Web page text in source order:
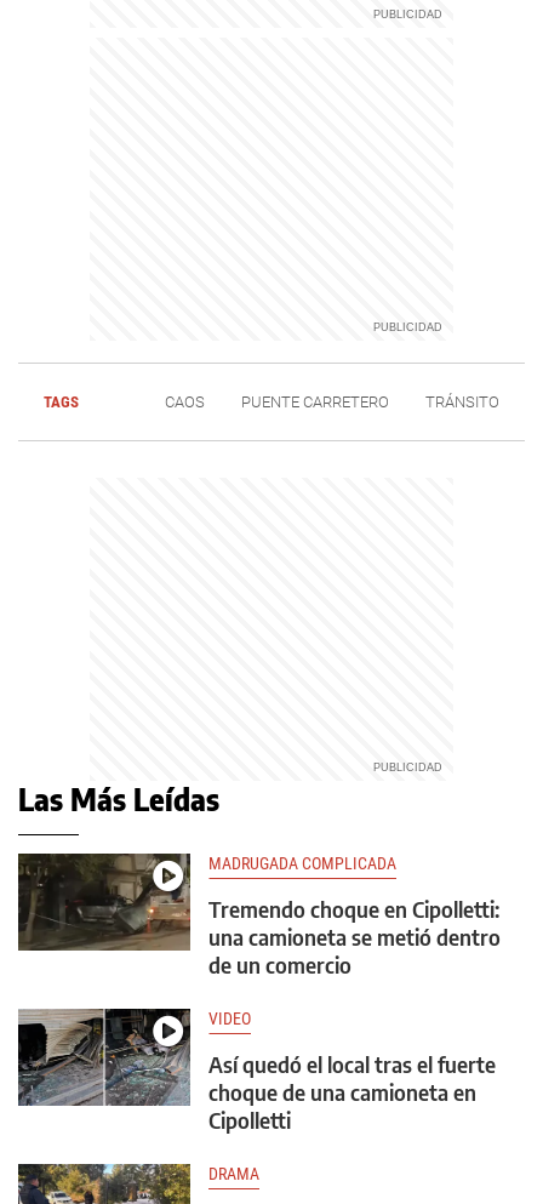
TAGS CAOS PUENTE CARRETERO TRÁNSITO
Las Más Leídas
MADRUGADA COMPLICADA
Tremendo choque en Cipolletti:
una camioneta se metió dentro
de un comercio
VIDEO
Así quedó el local tras el fuerte
choque de una camioneta en
Cipolletti
DRAMA